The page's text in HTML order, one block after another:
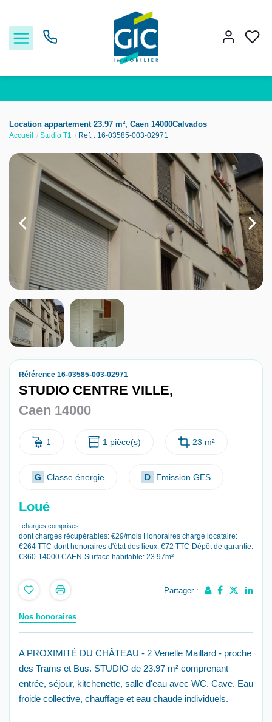
Acheter
Louer
Estimer
Nos services
Nos agences
Nous contacter
Nous rejoindre
Location appartement 23.97 m², Caen 14000Calvados
Accueil Studio T1 Ref. : 16-03585-003-02971
Référence 16-03585-003-02971
STUDIO CENTRE VILLE,
Caen 14000
1 1 pièce(s) 23 m²
G Classe énergie D Emission GES
Loué
charges comprises
dont charges récupérables: €29/mois Honoraires charge locataire:
€264 TTC dont honoraires d'état des lieux: €72 TTC Dépôt de garantie:
€360 14000 CAEN Surface habitable: 23.97m²
Partager :
Nos honoraires
A PROXIMITÉ DU CHÂTEAU - 2 Venelle Maillard - proche
des Trams et Bus. STUDIO de 23.97 m² comprenant
entrée, séjour, kitchenette, salle d'eau avec WC. Cave. Eau
froide collective, chauffage et eau chaude individuels.